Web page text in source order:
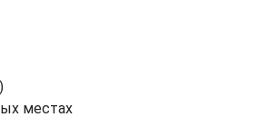
местах